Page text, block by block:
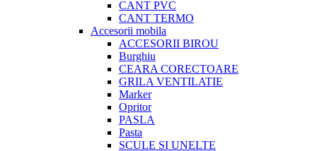
CANT PVC
CANT TERMO
Accesorii mobila
ACCESORII BIROU
Burghiu
CEARA CORECTOARE
GRILA VENTILATIE
Marker
Opritor
PASLA
Pasta
SCULE SI UNELTE